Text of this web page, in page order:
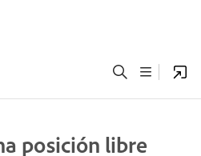
posición libre